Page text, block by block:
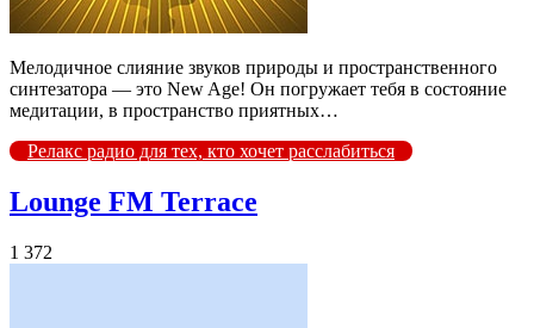
Мелодичное слияние звуков природы и пространственного
синтезатора — это New Age! Он погружает тебя в состояние
медитации, в пространство приятных…
Релакс радио для тех, кто хочет расслабиться
Lounge FM Terrace
1 372